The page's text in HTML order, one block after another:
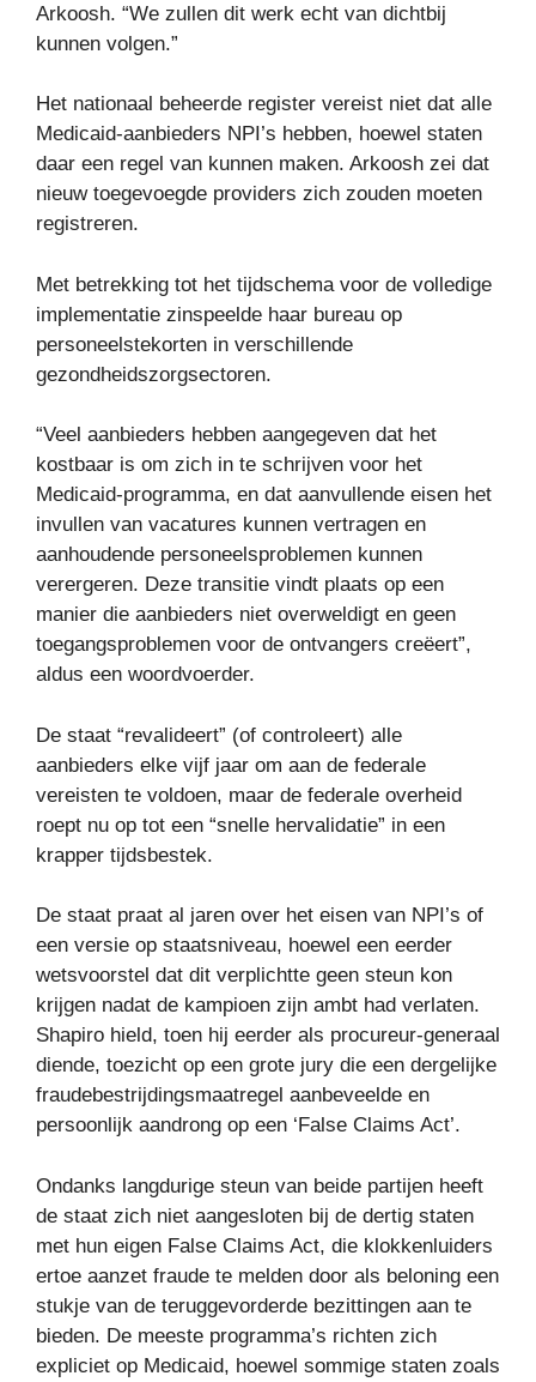
Arkoosh. “We zullen dit werk echt van dichtbij
kunnen volgen.”
Het nationaal beheerde register vereist niet dat alle
Medicaid-aanbieders NPI’s hebben, hoewel staten
daar een regel van kunnen maken. Arkoosh zei dat
nieuw toegevoegde providers zich zouden moeten
registreren.
Met betrekking tot het tijdschema voor de volledige
implementatie zinspeelde haar bureau op
personeelstekorten in verschillende
gezondheidszorgsectoren.
“Veel aanbieders hebben aangegeven dat het
kostbaar is om zich in te schrijven voor het
Medicaid-programma, en dat aanvullende eisen het
invullen van vacatures kunnen vertragen en
aanhoudende personeelsproblemen kunnen
verergeren. Deze transitie vindt plaats op een
manier die aanbieders niet overweldigt en geen
toegangsproblemen voor de ontvangers creëert”,
aldus een woordvoerder.
De staat “revalideert” (of controleert) alle
aanbieders elke vijf jaar om aan de federale
vereisten te voldoen, maar de federale overheid
roept nu op tot een “snelle hervalidatie” in een
krapper tijdsbestek.
De staat praat al jaren over het eisen van NPI’s of
een versie op staatsniveau, hoewel een eerder
wetsvoorstel dat dit verplichtte geen steun kon
krijgen nadat de kampioen zijn ambt had verlaten.
Shapiro hield, toen hij eerder als procureur-generaal
diende, toezicht op een grote jury die een dergelijke
fraudebestrijdingsmaatregel aanbeveelde en
persoonlijk aandrong op een ‘False Claims Act’.
Ondanks langdurige steun van beide partijen heeft
de staat zich niet aangesloten bij de dertig staten
met hun eigen False Claims Act, die klokkenluiders
ertoe aanzet fraude te melden door als beloning een
stukje van de teruggevorderde bezittingen aan te
bieden. De meeste programma’s richten zich
expliciet op Medicaid, hoewel sommige staten zoals